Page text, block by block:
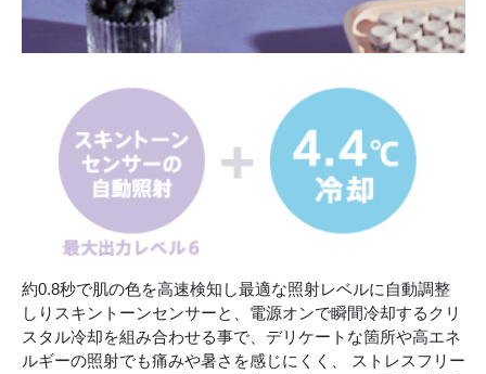
約0.8秒で肌の色を高速検知し最適な照射レベルに自動調整
しりスキントーンセンサーと、電源オンで瞬間冷却するクリ
スタル冷却を組み合わせる事で、デリケートな箇所や高エネ
ルギーの照射でも痛みや暑さを感じにくく、 ストレスフリー